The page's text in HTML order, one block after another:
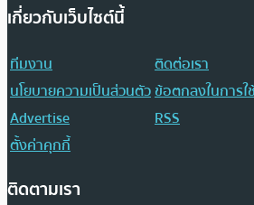
เกี่ยวกับเว็บไซต์นี้
ทีมงาน
ติดต่อเรา
นโยบายความเป็นส่วนตัวข้อตกลงในการใ
Advertise
RSS
ตั้งค่าคุกกี้
ติดตามเรา